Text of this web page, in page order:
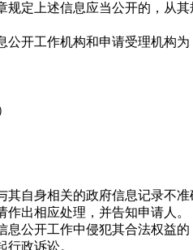
定上述信息应当公开的，从其
开工作机构和申请受理机构
自身相关的政府信息记录不
出相应处理，并告知申请人。
公开工作中侵犯其合法权益
政诉讼。